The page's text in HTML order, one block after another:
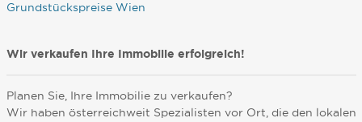
Grundstückspreise Wien
Wir verkaufen Ihre Immobilie erfolgreich!
Planen Sie, Ihre Immobilie zu verkaufen?
Wir haben österreichweit Spezialisten vor Ort, die den lokalen